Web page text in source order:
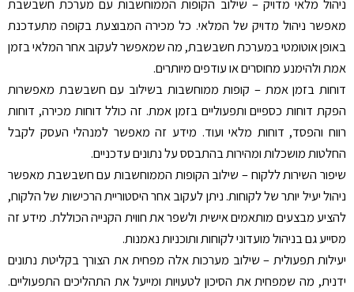
ניהול מלאי מדויק – שילוב הקופות הממוחשבות עם מערכת חשבשבת
מאפשר ניהול מדויק של המלאי. כל מכירה המבוצעת בקופה מתעדכנת
באופן אוטומטי במערכת חשבשבת, מה שמאפשר לעקוב אחר המלאי בזמן
אמת ולהימנע מחוסרים או עודפים מיותרים.
דוחות בזמן אמת – קופות ממוחשבות בשילוב עם חשבשבת מאפשרות
הפקת דוחות כספיים ותפעוליים בזמן אמת. זה כולל דוחות מכירה, דוחות
רווח והפסד, דוחות מלאי ועוד. מידע זה מאפשר למנהלי העסק לקבל
החלטות מושכלות ומהירות בהתבסס על נתונים עדכניים.
שיפור השירות ללקוח – שילוב הקופות הממוחשבות עם חשבשבת מאפשר
ניהול יעיל יותר של לקוחות. ניתן לעקוב אחר היסטוריית הרכישות של הלקוח,
להציע מבצעים מותאמים אישית ולשפר את חווית הקנייה הכוללת. מידע זה
מסייע גם בניהול מועדוני לקוחות ותוכניות נאמנות.
יעילות תפעולית – שילוב מערכות אלה מפחית את הצורך בקליטת נתונים
ידנית, מה שמפחית את הסיכון לטעויות ומייעל את התהליכים התפעוליים.